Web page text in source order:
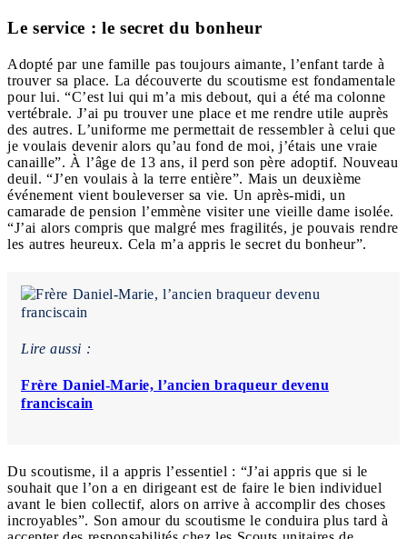
Le service : le secret du bonheur
Adopté par une famille pas toujours aimante, l’enfant tarde à
trouver sa place. La découverte du scoutisme est fondamentale
pour lui. “C’est lui qui m’a mis debout, qui a été ma colonne
vertébrale. J’ai pu trouver une place et me rendre utile auprès
des autres. L’uniforme me permettait de ressembler à celui que
je voulais devenir alors qu’au fond de moi, j’étais une vraie
canaille”. À l’âge de 13 ans, il perd son père adoptif. Nouveau
deuil. “J’en voulais à la terre entière”. Mais un deuxième
événement vient bouleverser sa vie. Un après-midi, un
camarade de pension l’emmène visiter une vieille dame isolée.
“J’ai alors compris que malgré mes fragilités, je pouvais rendre
les autres heureux. Cela m’a appris le secret du bonheur”.
Lire aussi :
Frère Daniel-Marie, l’ancien braqueur devenu
franciscain
Du scoutisme, il a appris l’essentiel : “J’ai appris que si le
souhait que l’on a en dirigeant est de faire le bien individuel
avant le bien collectif, alors on arrive à accomplir des choses
incroyables”. Son amour du scoutisme le conduira plus tard à